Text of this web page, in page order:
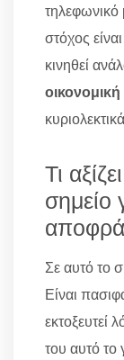
τηλεφωνικό
στόχος
κινηθεί
κυριολεκτικά
Τι
σημείο
Σε αυτό το
Είναι
εκτοξευτεί
του αυτό το